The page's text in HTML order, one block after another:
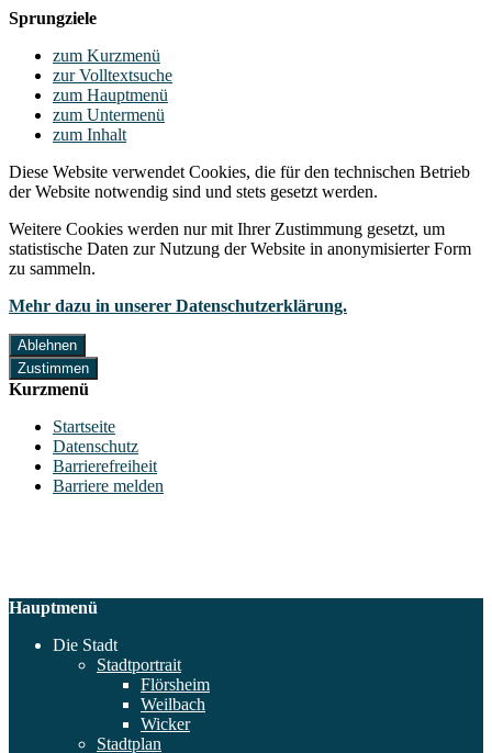
Sprungziele
zum Kurzmenü
zur Volltextsuche
zum Hauptmenü
zum Untermenü
zum Inhalt
Diese Website verwendet Cookies, die für den technischen Betrieb
der Website notwendig sind und stets gesetzt werden.
Weitere Cookies werden nur mit Ihrer Zustimmung gesetzt, um
statistische Daten zur Nutzung der Website in anonymisierter Form
zu sammeln.
Mehr dazu in unserer Datenschutzerklärung.
Ablehnen
Zustimmen
Kurzmenü
Startseite
Datenschutz
Barrierefreiheit
Barriere melden
Hauptmenü
Die Stadt
Stadtportrait
Flörsheim
Weilbach
Wicker
Stadtplan